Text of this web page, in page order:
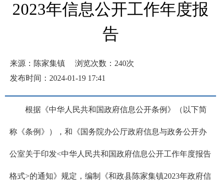
2023年信息公开工作年度报
告
来源：陈家集镇 浏览次数： 240次
发布时间：2024-01-19 17:41
根据《中华人民共和国政府信息公开条例》（以下简
称《条例》），和《国务院办公厅政府信息与政务公开办
公室关于印发<中华人民共和国政府信息公开工作年度报告
格式>的通知》规定，编制《和政县陈家集镇2023年政府信